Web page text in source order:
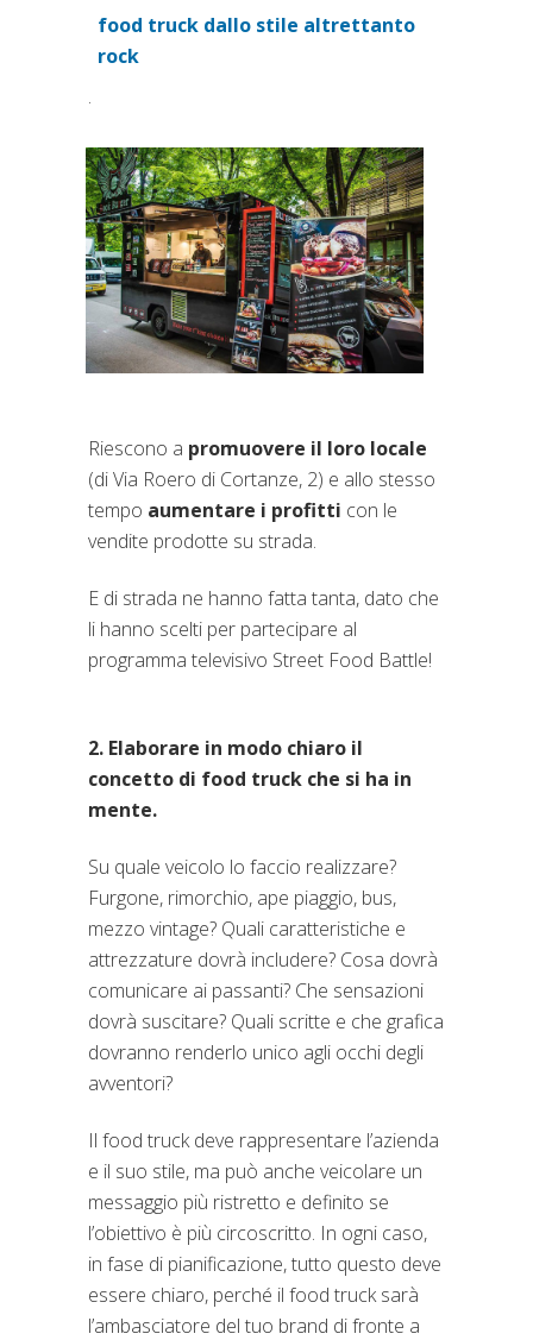
food truck dallo stile altrettanto
rock
.
Riescono a promuovere il loro locale
(di Via Roero di Cortanze, 2) e allo stesso
tempo aumentare i profitti con le
vendite prodotte su strada.
E di strada ne hanno fatta tanta, dato che
li hanno scelti per partecipare al
programma televisivo Street Food Battle!
2. Elaborare in modo chiaro il
concetto di food truck che si ha in
mente.
Su quale veicolo lo faccio realizzare?
Furgone, rimorchio, ape piaggio, bus,
mezzo vintage? Quali caratteristiche e
attrezzature dovrà includere? Cosa dovrà
comunicare ai passanti? Che sensazioni
dovrà suscitare? Quali scritte e che grafica
dovranno renderlo unico agli occhi degli
avventori?
Il food truck deve rappresentare l’azienda
e il suo stile, ma può anche veicolare un
messaggio più ristretto e definito se
l’obiettivo è più circoscritto. In ogni caso,
in fase di pianificazione, tutto questo deve
essere chiaro, perché il food truck sarà
l’ambasciatore del tuo brand di fronte a